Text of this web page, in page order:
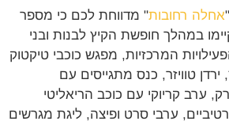
רחובות" מדווחת לכם כי מספר
במהלך חופשת הקיץ לבנות ובני
המרכזיות, מפגש כוכבי טיקטוק
טוויזר, כנס מתגייסים עם
קריוקי עם כוכב הריאליטי
ערבי סרט ופיצה, ליגת מגרשים